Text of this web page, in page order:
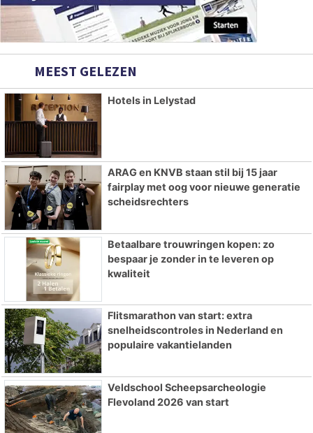
MEEST GELEZEN
Hotels in Lelystad
ARAG en KNVB staan stil bij 15 jaar
fairplay met oog voor nieuwe generatie
scheidsrechters
Betaalbare trouwringen kopen: zo
bespaar je zonder in te leveren op
kwaliteit
Flitsmarathon van start: extra
snelheidscontroles in Nederland en
populaire vakantielanden
Veldschool Scheepsarcheologie
Flevoland 2026 van start